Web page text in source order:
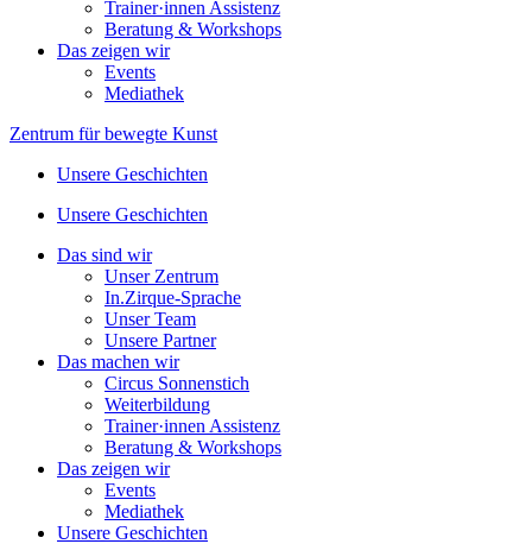
Trainer·innen Assistenz
Beratung & Workshops
Das zeigen wir
Events
Mediathek
Zentrum für bewegte Kunst
Unsere Geschichten
Unsere Geschichten
Das sind wir
Unser Zentrum
In.Zirque-Sprache
Unser Team
Unsere Partner
Das machen wir
Circus Sonnenstich
Weiterbildung
Trainer·innen Assistenz
Beratung & Workshops
Das zeigen wir
Events
Mediathek
Unsere Geschichten